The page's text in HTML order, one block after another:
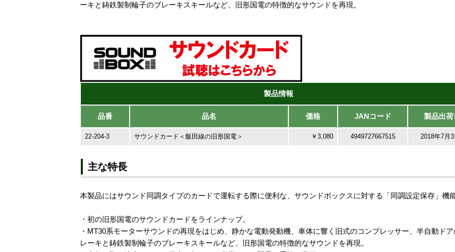
ーキと鋳鉄製制輪子のブレーキスキールなど、旧形国電の特徴的なサウンドを再現。
製品情報
品番 品名 価格 JANコード 製品出荷
22-204-3 サウンドカード＜飯田線の旧形国電＞ ￥3,080 4949727667515 2018年7月
主な特長
本製品にはサウンド同調タイプのカードで運転する際に便利な、サウンドボックスに対する「同調設定保存」機
・初の旧形国電のサウンドカードをラインナップ。
・MT30系モーターサウンドの再現をはじめ、静かな電動発動機、車体に響く旧式のコンプレッサー、半自動ド
レーキと鋳鉄製制輪子のブレーキスキールなど、旧形国電の特徴的なサウンドを再現。